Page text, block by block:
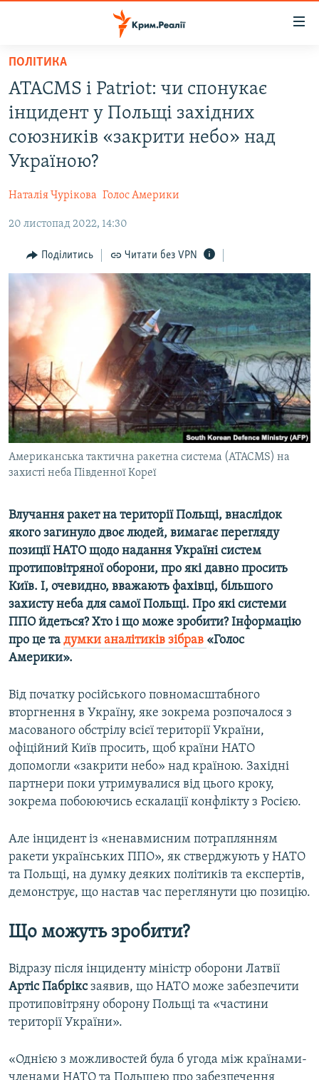
Перейти
основного
матеріалу
до
основної
Перейти
до
ВІДЕО ТА ФОТО
ПОЛІТИКА
ІНТЕРВ'Ю
ВСЕ ЗА ДЕНЬ
СПЕЦПРОЕКТИ
ДЕПОРТАЦІЯ
ВІДЕОУРОКИ «ELIFBE»
СВІДЧЕННЯ ОКУПАЦІЇ
УКРАЇНСЬКА ПРОБЛЕМА КРИМУ
ІНФОГРАФІКА
ЯК ОБІЙТИ БЛОКУВАННЯ
Русский
Qırımtatar
ДОЛУЧАЙСЯ!
Усі сайти RFE/RL
ПОЛІТИКА
ATACMS і Patriot: чи спонукає
інцидент у Польщі західних
союзників «закрити небо» над
Україною?
Наталія Чурікова Голос Америки
20 листопад 2022, 14:30
Поділитись Читати без VPN
Американська тактична ракетна система (ATACMS) на
захисті неба Південної Кореї
Влучання ракет на території Польщі, внаслідок
якого загинуло двоє людей, вимагає перегляду
позиції НАТО щодо надання Україні систем
протиповітряної оборони, про які давно просить
Київ. І, очевидно, вважають фахівці, більшого
захисту неба для самої Польщі. Про які системи
ППО йдеться? Хто і що може зробити? Інформацію
про це та думки аналітиків зібрав «Голос
Америки».
Від початку російського повномасштабного
вторгнення в Україну, яке зокрема розпочалося з
масованого обстрілу всієї території України,
офіційний Київ просить, щоб країни НАТО
допомогли «закрити небо» над країною. Західні
партнери поки утримувалися від цього кроку,
зокрема побоюючись ескалації конфлікту з Росією.
Але інцидент із «ненавмисним потраплянням
ракети українських ППО», як стверджують у НАТО
та Польщі, на думку деяких політиків та експертів,
демонструє, що настав час переглянути цю позицію.
Що можуть зробити?
Відразу після інциденту міністр оборони Латвії
Артіс Пабріксзаявив, що НАТО може забезпечити
протиповітряну оборону Польщі та «частини
території України».
«Однією з можливостей була б угода між країнами-
членами НАТО та Польщею про забезпечення